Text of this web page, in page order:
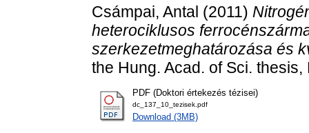
Csámpai, Antal (2011)
heterociklusos
szerkezetmeghatározása és
the Hung. Acad. of Sci.
PDF (Doktori értekezés tézisei)
dc_137_10_tezisek.pdf
Download (3MB)